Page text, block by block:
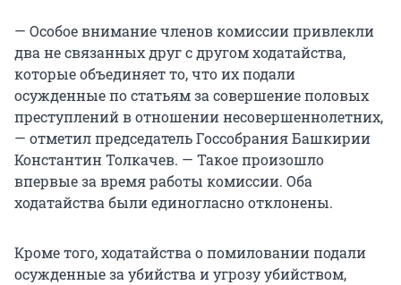
— Особое внимание членов комиссии привлекли
два не связанных друг с другом ходатайства,
которые объединяет то, что их подали
осужденные по статьям за совершение половых
преступлений в отношении несовершеннолетних,
— отметил председатель Госсобрания Башкирии
Константин Толкачев. — Такое произошло
впервые за время работы комиссии. Оба
ходатайства были единогласно отклонены.
Кроме того, ходатайства о помиловании подали
осужденные за убийства и угрозу убийством,